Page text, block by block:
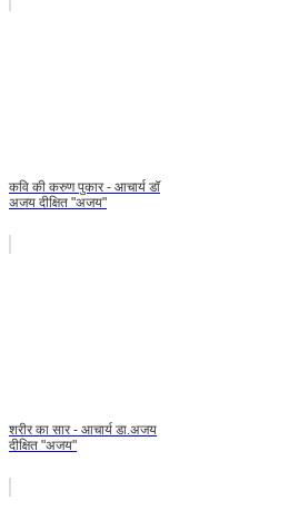
कवि की करुण पुकार - आचार्य डॉ
अजय दीक्षित "अजय"
शरीर का सार - आचार्य डा.अजय
दीक्षित "अजय"